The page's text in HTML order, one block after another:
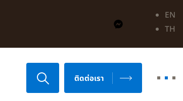
EN
TH
ติดต่อเรา